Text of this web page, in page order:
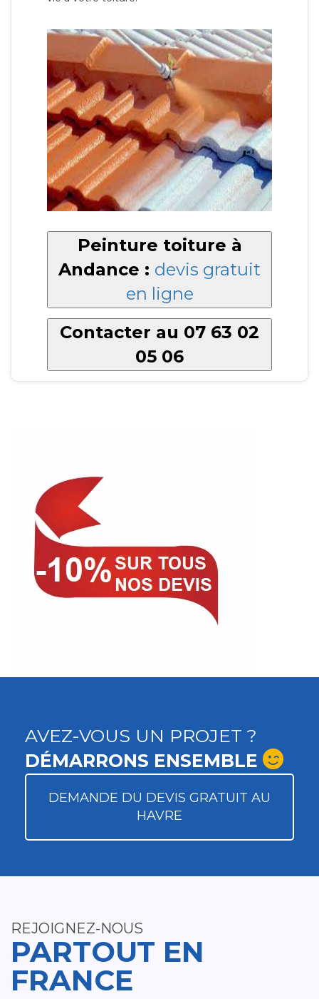
Peinture toiture à
Andance : devis gratuit
en ligne
Contacter au 07 63 02
05 06
AVEZ-VOUS UN PROJET ?
DÉMARRONS ENSEMBLE
DEMANDE DU DEVIS GRATUIT AU
HAVRE
REJOIGNEZ-NOUS
PARTOUT EN
FRANCE